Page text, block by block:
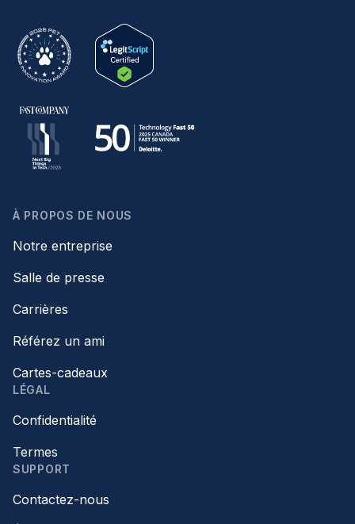
À PROPOS DE NOUS
Notre entreprise
Salle de presse
Carrières
Référez un ami
Cartes-cadeaux
LÉGAL
Confidentialité
Termes
SUPPORT
Contactez-nous